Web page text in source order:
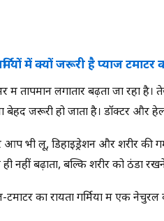
में क्यों जरूरी है प्याज टमाटर
में तापमान लगातार बढ़ता जा रहा
बेहद जरूरी हो जाता है। डॉक्टर और
भी लू, डिहाइड्रेशन और शरीर की
ही नहीं बढ़ाता, बल्कि शरीर को ठंडा
टमाटर का रायता गर्मियों में एक